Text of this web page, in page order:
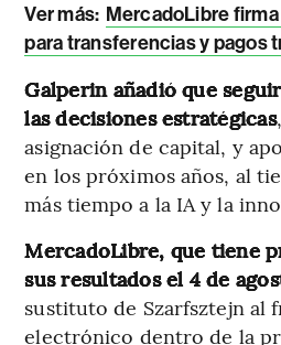
Ver más: MercadoLibre
para transferencias y pagos
Galperin añadió que
las decisiones estratégicas
asignación de capital, y
en los próximos años, al
más tiempo a la IA y la
MercadoLibre, que tiene
sus resultados el 4 de
sustituto de Szarfsztejn al
electrónico dentro de la